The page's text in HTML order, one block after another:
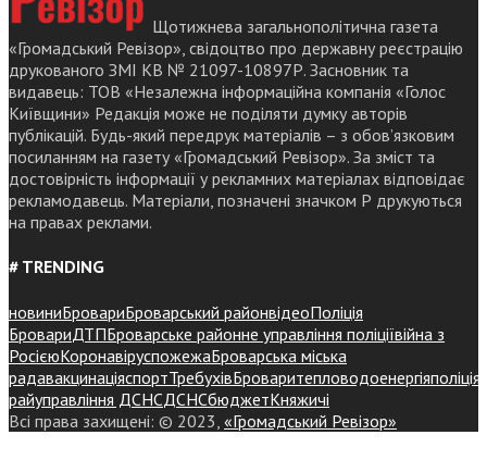
Щотижнева загальнополітична газета
«Громадський Ревізор», свідоцтво про державну реєстрацію
друкованого ЗМІ КВ № 21097-10897Р. Засновник та
видавець: ТОВ «Незалежна інформаційна компанія «Голос
Київщини» Редакція може не поділяти думку авторів
публікацій. Будь-який передрук матеріалів – з обов’язковим
посиланням на газету «Громадський Ревізор». За зміст та
достовірність інформації у рекламних матеріалах відповідає
рекламодавець. Матеріали, позначені значком Р друкуються
на правах реклами.
# TRENDING
новиниБровариБроварський районвідеоПоліція
БровариДТПБроварське районне управління поліціївійна з
РосієюКоронавіруспожежаБроварська міська
радавакцинаціяспортТребухівБроваритепловодоенергіяполіція
райуправління ДСНСДСНСбюджетКняжичі
Всі права захищені: © 2023, «Громадський Ревізор»